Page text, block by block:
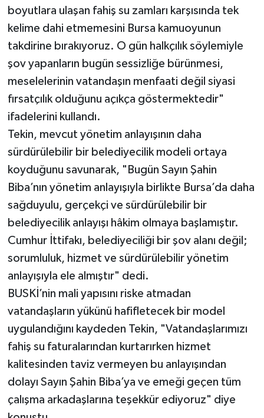
boyutlara ulaşan fahiş su zamları karşısında tek
kelime dahi etmemesini Bursa kamuoyunun
takdirine bırakıyoruz. O gün halkçılık söylemiyle
şov yapanların bugün sessizliğe bürünmesi,
meselelerinin vatandaşın menfaati değil siyasi
fırsatçılık olduğunu açıkça göstermektedir"
ifadelerini kullandı.
Tekin, mevcut yönetim anlayışının daha
sürdürülebilir bir belediyecilik modeli ortaya
koyduğunu savunarak, "Bugün Sayın Şahin
Biba’nın yönetim anlayışıyla birlikte Bursa’da daha
sağduyulu, gerçekçi ve sürdürülebilir bir
belediyecilik anlayışı hâkim olmaya başlamıştır.
Cumhur İttifakı, belediyeciliği bir şov alanı değil;
sorumluluk, hizmet ve sürdürülebilir yönetim
anlayışıyla ele almıştır" dedi.
BUSKİ’nin mali yapısını riske atmadan
vatandaşların yükünü hafifletecek bir model
uygulandığını kaydeden Tekin, "Vatandaşlarımızı
fahiş su faturalarından kurtarırken hizmet
kalitesinden taviz vermeyen bu anlayışından
dolayı Sayın Şahin Biba’ya ve emeği geçen tüm
çalışma arkadaşlarına teşekkür ediyoruz" diye